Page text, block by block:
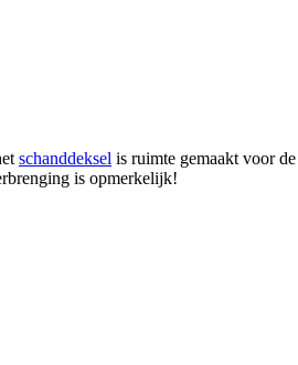
schanddeksel is ruimte gemaakt voor
is opmerkelijk!